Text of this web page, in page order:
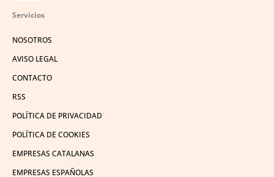
Servicios
NOSOTROS
AVISO LEGAL
CONTACTO
RSS
POLÍTICA DE PRIVACIDAD
POLÍTICA DE COOKIES
EMPRESAS CATALANAS
EMPRESAS ESPAÑOLAS